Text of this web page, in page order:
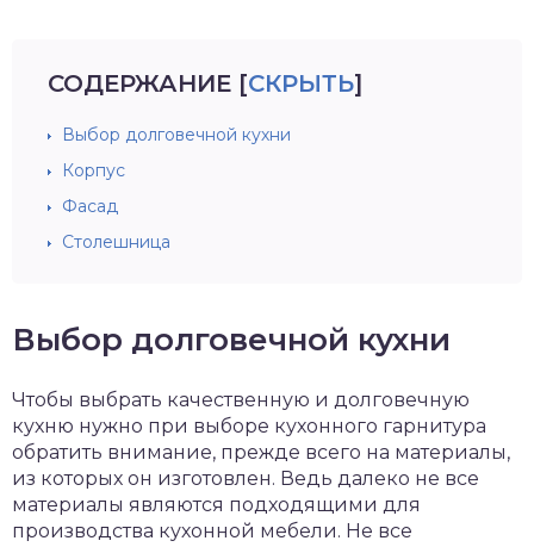
СОДЕРЖАНИЕ [СКРЫТЬ]
Выбор долговечной кухни
Корпус
Фасад
Столешница
Выбор долговечной кухни
Чтобы выбрать качественную и долговечную
кухню нужно при выборе кухонного гарнитура
обратить внимание, прежде всего на материалы,
из которых он изготовлен. Ведь далеко не все
материалы являются подходящими для
производства кухонной мебели. Не все